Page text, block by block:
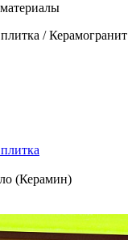
/ Керамогранит
(Керамин)